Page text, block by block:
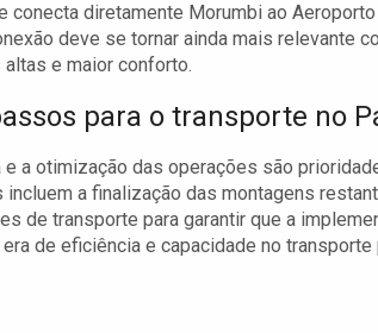
conecta diretamente Morumbi ao
deve se tornar ainda mais relevante
e maior conforto.
para o transporte no
a otimização das operações são
a finalização das montagens
de transporte para garantir que a
de eficiência e capacidade no